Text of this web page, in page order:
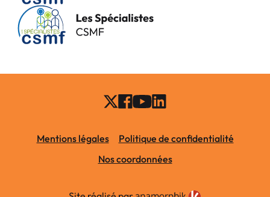
Mentions légales
Politique de confidentialité
Nos coordonnées